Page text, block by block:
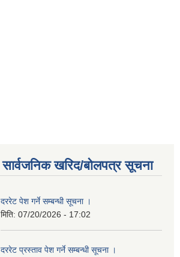
सार्वजनिक खरिद/बोलपत्र सूचना
दररेट पेश गर्ने सम्बन्धी सूचना ।
मिति: 07/20/2026 - 17:02
दररेट प्रस्ताव पेश गर्ने सम्बन्धी सूचना ।